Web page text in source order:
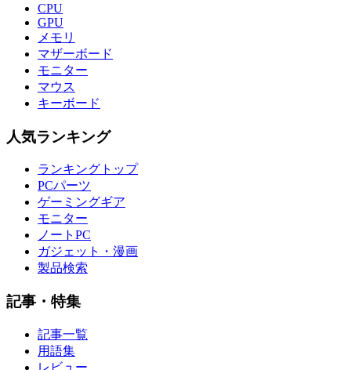
CPU
GPU
メモリ
マザーボード
モニター
マウス
キーボード
人気ランキング
ランキングトップ
PCパーツ
ゲーミングギア
モニター
ノートPC
ガジェット・漫画
製品検索
記事・特集
記事一覧
用語集
レビュー